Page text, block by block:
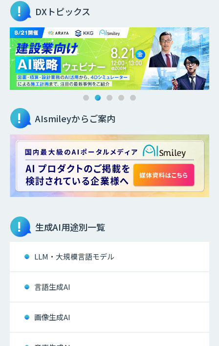
DXトピックス
AIsmileyからご案内
生成AI用途別一覧
LLM・大規模言語モデル
言語生成AI
画像生成AI